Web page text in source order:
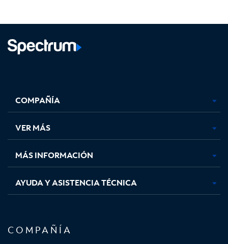
abre
en
pestaña
nueva
abre
en
pestaña
nueva
abre
en
pestaña
nueva
en
nueva
COMPAÑÍA
VER MÁS
MÁS INFORMACIÓN
AYUDA Y ASISTENCIA TÉCNICA
COMPAÑÍA